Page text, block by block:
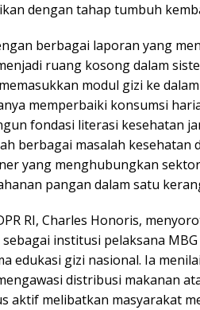
dengan tahap tumbuh
berbagai laporan yang
ruang kosong dalam
modul gizi ke
memperbaiki konsumsi
fondasi literasi kesehatan
berbagai masalah kesehatan
yang menghubungkan
pangan dalam satu
RI, Charles Honoris,
sebagai institusi pelaksana
edukasi gizi nasional. Ia
distribusi makanan
aktif melibatkan masyarakat